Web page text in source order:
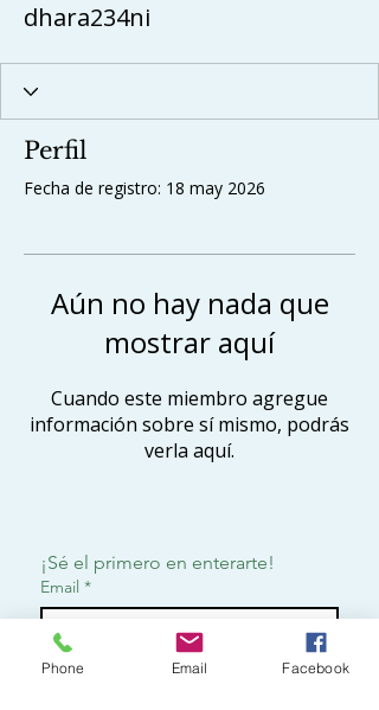
dhara234ni
Perfil
Fecha de registro: 18 may 2026
Aún no hay nada que
mostrar aquí
Cuando este miembro agregue
información sobre sí mismo, podrás
verla aquí.
¡Sé el primero en enterarte!
Email *
Suscribirme
Phone Email Facebook